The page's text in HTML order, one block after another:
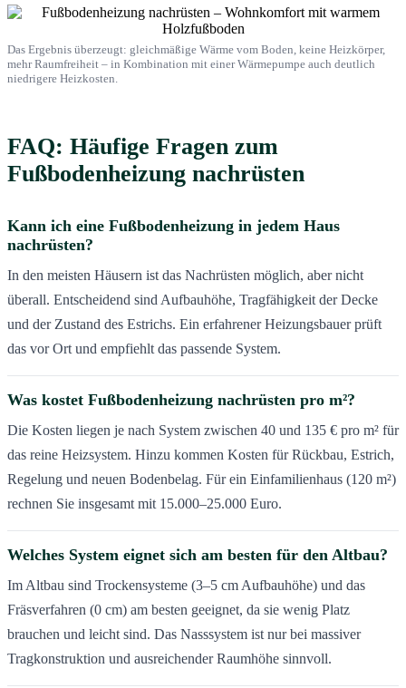
Das Ergebnis überzeugt: gleichmäßige Wärme vom Boden, keine Heizkörper,
mehr Raumfreiheit – in Kombination mit einer Wärmepumpe auch deutlich
niedrigere Heizkosten.
FAQ: Häufige Fragen zum
Fußbodenheizung nachrüsten
Kann ich eine Fußbodenheizung in jedem Haus
nachrüsten?
In den meisten Häusern ist das Nachrüsten möglich, aber nicht
überall. Entscheidend sind Aufbauhöhe, Tragfähigkeit der Decke
und der Zustand des Estrichs. Ein erfahrener Heizungsbauer prüft
das vor Ort und empfiehlt das passende System.
Was kostet Fußbodenheizung nachrüsten pro m²?
Die Kosten liegen je nach System zwischen 40 und 135 € pro m² für
das reine Heizsystem. Hinzu kommen Kosten für Rückbau, Estrich,
Regelung und neuen Bodenbelag. Für ein Einfamilienhaus (120 m²)
rechnen Sie insgesamt mit 15.000–25.000 Euro.
Welches System eignet sich am besten für den Altbau?
Im Altbau sind Trockensysteme (3–5 cm Aufbauhöhe) und das
Fräsverfahren (0 cm) am besten geeignet, da sie wenig Platz
brauchen und leicht sind. Das Nasssystem ist nur bei massiver
Tragkonstruktion und ausreichender Raumhöhe sinnvoll.